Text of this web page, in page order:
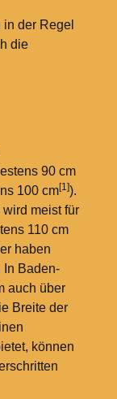
der Regel
die
90 cm
100 cm[1]).
wird meist für
110 cm
haben
In Baden-
auch über
Breite der
können